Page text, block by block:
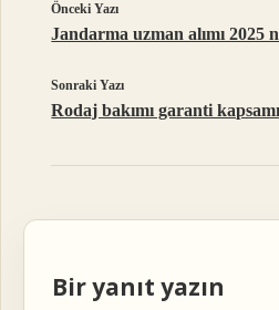
Önceki Yazı
Jandarma uzman alımı 2025
Sonraki Yazı
Rodaj bakımı garanti
Bir yanıt yazın